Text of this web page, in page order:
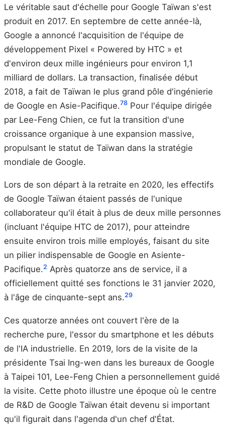
Le véritable saut d'échelle pour Google Taïwan s'est
produit en 2017. En septembre de cette année-là,
Google a annoncé l'acquisition de l'équipe de
développement Pixel « Powered by HTC » et
d'environ deux mille ingénieurs pour environ 1,1
milliard de dollars. La transaction, finalisée début
2018, a fait de Taïwan le plus grand pôle d'ingénierie
de Google en Asie-Pacifique.78 Pour l'équipe dirigée
par Lee-Feng Chien, ce fut la transition d'une
croissance organique à une expansion massive,
propulsant le statut de Taïwan dans la stratégie
mondiale de Google.
Lors de son départ à la retraite en 2020, les effectifs
de Google Taïwan étaient passés de l'unique
collaborateur qu'il était à plus de deux mille personnes
(incluant l'équipe HTC de 2017), pour atteindre
ensuite environ trois mille employés, faisant du site
un pilier indispensable de Google en Asiente-
Pacifique.2 Après quatorze ans de service, il a
officiellement quitté ses fonctions le 31 janvier 2020,
à l'âge de cinquante-sept ans.29
Ces quatorze années ont couvert l'ère de la
recherche pure, l'essor du smartphone et les débuts
de l'IA industrielle. En 2019, lors de la visite de la
présidente Tsai Ing-wen dans les bureaux de Google
à Taipei 101, Lee-Feng Chien a personnellement guidé
la visite. Cette photo illustre une époque où le centre
de R&D de Google Taïwan était devenu si important
qu'il figurait dans l'agenda d'un chef d'État.